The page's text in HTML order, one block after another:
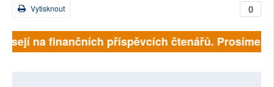
0
Vytisknout
na finančních příspěvcích čtenářů. Prosíme,